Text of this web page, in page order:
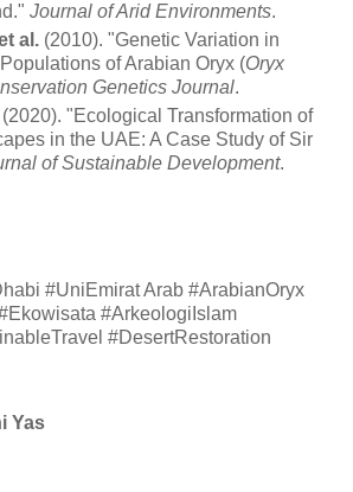
Journal of Arid Environments.
al. (2010). "Genetic Variation in
of Arabian Oryx (Oryx
Genetics Journal.
(2020). "Ecological Transformation of
in the UAE: A Case Study of Sir
of Sustainable Development.
#UniEmirat Arab #ArabianOryx
#ArkeologiIslam
#DesertRestoration
Yas